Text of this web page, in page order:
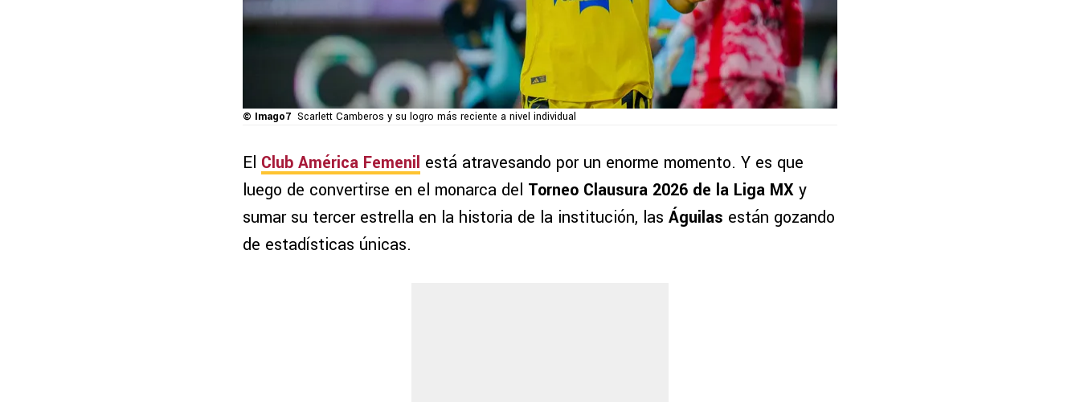
© Imago7 Scarlett Camberos y su logro más reciente a nivel individual
El Club América Femenil está atravesando por un enorme momento. Y es que
luego de convertirse en el monarca del Torneo Clausura 2026 de la Liga MX y
sumar su tercer estrella en la historia de la institución, las Águilas están gozando
de estadísticas únicas.